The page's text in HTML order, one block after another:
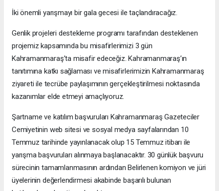
İki önemli yarışmayı bir gala gecesi ile taçlandıracağız.
Genlik projeleri destekleme programı tarafından desteklenen
projemiz kapsamında bu misafirlerimizi 3 gün
Kahramanmaraş’ta misafir edeceğiz. Kahramanmaraş’ın
tanıtımına katkı sağlaması ve misafirlerimizin Kahramanmaraş
ziyareti ile tecrübe paylaşımının gerçekleştirilmesi noktasında
kazanımlar elde etmeyi amaçlıyoruz.
Şartname ve katılım başvuruları Kahramanmaraş Gazeteciler
Cemiyetinin web sitesi ve sosyal medya sayfalarından 10
Temmuz tarihinde yayınlanacak olup 15 Temmuz itibarı ile
yarışma başvuruları alınmaya başlanacaktır. 30 günlük başvuru
sürecinin tamamlanmasının ardından Belirlenen komiyon ve jüri
üyelerinin değerlendirmesi akabinde başarılı bulunan